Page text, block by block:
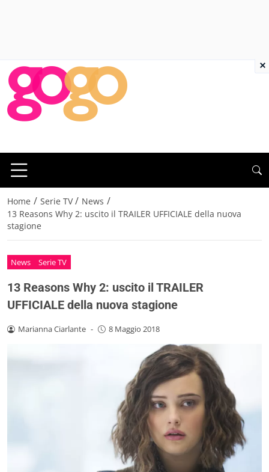
Home / Serie TV / News /
13 Reasons Why 2: uscito il TRAILER UFFICIALE della nuova
stagione
News Serie TV
13 Reasons Why 2: uscito il TRAILER
UFFICIALE della nuova stagione
Marianna Ciarlante - 8 Maggio 2018
×